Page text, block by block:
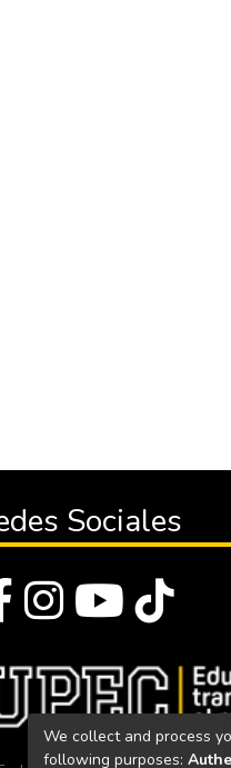
Sociales
We collect and process
following purposes: